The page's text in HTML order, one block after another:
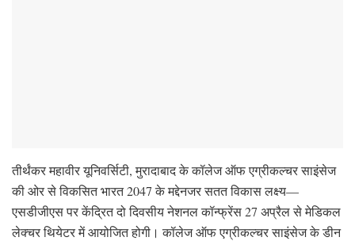
तीर्थंकर महावीर यूनिवर्सिटी, मुरादाबाद के कॉलेज ऑफ एग्रीकल्चर साइंसेज
की ओर से विकसित भारत 2047 के मद्देनजर सतत विकास लक्ष्य—
एसडीजीएस पर केंद्रित दो दिवसीय नेशनल कॉन्फ्रेंस 27 अप्रैल से मेडिकल
लेक्चर थियेटर में आयोजित होगी। कॉलेज ऑफ एग्रीकल्चर साइंसेज के डीन